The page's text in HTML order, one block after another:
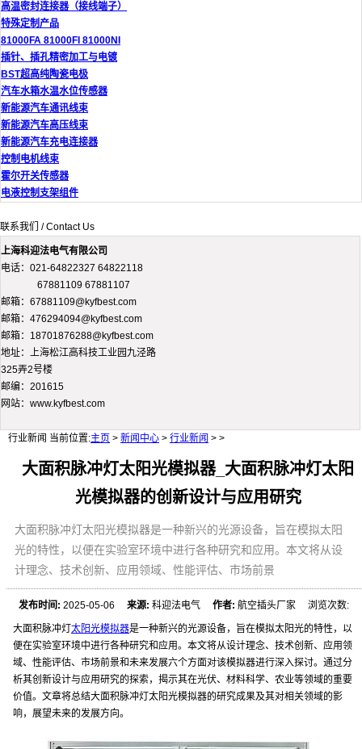
高温密封连接器（接线端子）
特殊定制产品
81000FA 81000FI 81000NI
插针、插孔精密加工与电镀
BST超高纯陶瓷电极
汽车水箱水温水位传感器
新能源汽车通讯线束
新能源汽车高压线束
新能源汽车充电连接器
控制电机线束
霍尔开关传感器
电液控制支架组件
联系我们 / Contact Us
上海科迎法电气有限公司
电话：021-64822327 64822118
67881109 67881107
邮箱：67881109@kyfbest.com
邮箱：476294094@kyfbest.com
邮箱：18701876288@kyfbest.com
地址：上海松江高科技工业园九泾路
325弄2号楼
邮编：201615
网站：www.kyfbest.com
行业新闻 当前位置:主页 > 新闻中心 > 行业新闻 > >
大面积脉冲灯太阳光模拟器_大面积脉冲灯太阳
光模拟器的创新设计与应用研究
大面积脉冲灯太阳光模拟器是一种新兴的光源设备，旨在模拟太阳
光的特性，以便在实验室环境中进行各种研究和应用。本文将从设
计理念、技术创新、应用领域、性能评估、市场前景
发布时间: 2025-05-06来源: 科迎法电气作者: 航空插头厂家 浏览次数:
大面积脉冲灯 太阳光模拟器是一种新兴的光源设备，旨在模拟太阳光的特性，以
便在实验室环境中进行各种研究和应用。本文将从设计理念、技术创新、应用领
域、性能评估、市场前景和未来发展六个方面对该模拟器进行深入探讨。通过分
析其创新设计与应用研究的探索，揭示其在光伏、材料科学、农业等领域的重要
价值。文章将总结大面积脉冲灯太阳光模拟器的研究成果及其对相关领域的影
响，展望未来的发展方向。